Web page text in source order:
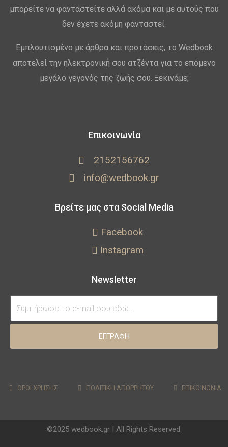
μπορείτε να φανταστείτε αλλά ακόμα και με αυτούς που
δεν έχετε ακόμη φανταστεί.
Εμπλουτισμένο με άρθρα και προτάσεις, το Wedbook
αποτελεί την ηλεκτρονική σου ατζέντα για το επόμενο
μεγάλο γεγονός της ζωής σου. Ξεκινάμε;
Επικοινωνία
2152156762
info@wedbook.gr
Βρείτε μας στα Social Media
Facebook
Instagram
Newsletter
ΕΓΓΡΑΦΗ
ΟΡΟΙ ΧΡΗΣΗΣ ΠΟΛΙΤΙΚΗ ΑΠΟΡΡΗΤΟΥ ΕΠΙΚΟΙΝΩΝΙΑ
©2025 wedbook.gr | All Rights Reserved.